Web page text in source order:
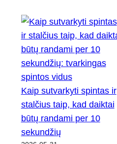
Kaip sutvarkyti spintas ir
stalčius taip, kad daiktai
būtų randami per 10
sekundžių